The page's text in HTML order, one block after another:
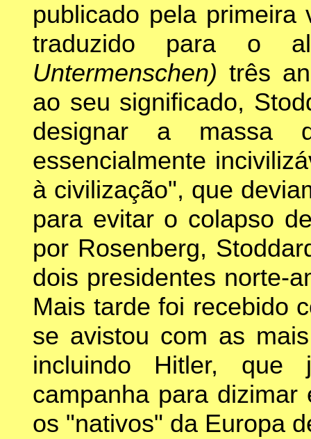
publicado pela
traduzido para o
Untermenschen) três
ao seu significado,
designar a
essencialmente
à civilização", que
para evitar o colapso
por Rosenberg,
dois presidentes norte-
Mais tarde foi recebido
se avistou com as
incluindo Hitler,
campanha para
os "nativos" da Europa